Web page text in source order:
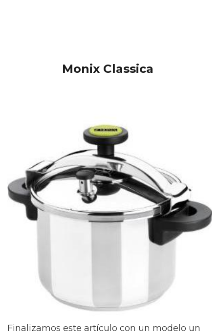
Monix Classica
Finalizamos este artículo con un modelo un